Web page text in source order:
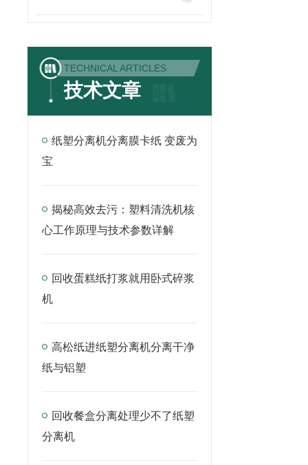
TECHNICAL ARTICLES
技术文章
纸塑分离机分离膜卡纸 变废为
宝
揭秘高效去污：塑料清洗机核
心工作原理与技术参数详解
回收蛋糕纸打浆就用卧式碎浆
机
高松纸进纸塑分离机分离干净
纸与铝塑
回收餐盒分离处理少不了纸塑
分离机